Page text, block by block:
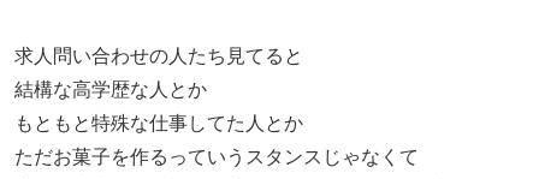
求人問い合わせの人たち見てると
結構な高学歴な人とか
もともと特殊な仕事してた人とか
ただお菓子を作るっていうスタンスじゃなくて